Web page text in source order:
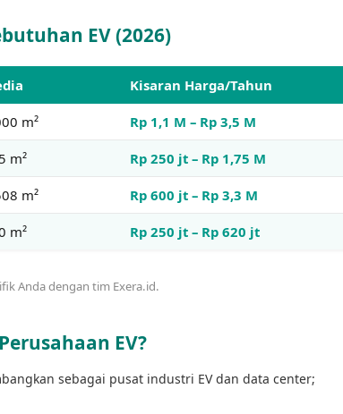
EV (2026)
Kisaran Harga/Tahun
m² Rp 1,1 M – Rp 3,5 M
m² Rp 250 jt – Rp 1,75 M
m² Rp 600 jt – Rp 3,3 M
m² Rp 250 jt – Rp 620 jt
Anda dengan tim Exera.id.
EV?
sebagai pusat industri EV dan data center;